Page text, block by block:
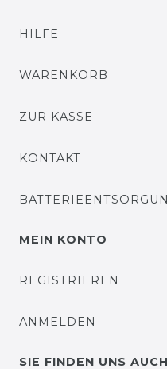
HILFE
WARENKORB
ZUR KASSE
KONTAKT
MEIN KONTO
REGISTRIEREN
ANMELDEN
SIE FINDEN UNS